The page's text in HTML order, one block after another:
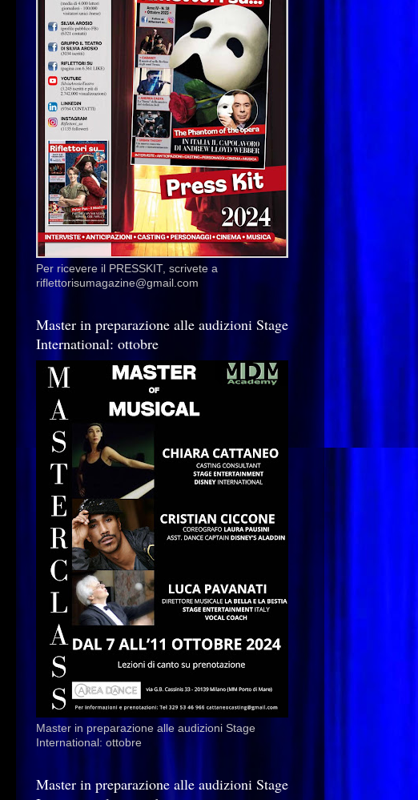
Per ricevere il PRESSKIT, scrivete a
riflettorisumagazine@gmail.com
Master in preparazione alle audizioni Stage
International: ottobre
Master in preparazione alle audizioni Stage
International: ottobre
Master in preparazione alle audizioni Stage